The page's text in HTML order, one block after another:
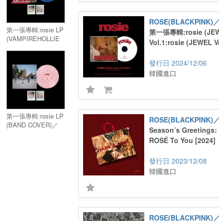
第一張專輯:rosie LP
(VAMPIREHOLLIE
(VAMPIREHOLLIE
EDITION BLUE)
第一張專輯:rosie LP
(BAND COVER)／
第一張專輯:rosie
Vol.1:rosie (JEWEL
2024/12/06
韓國進口
Season’s
ROSÉ To You [2024]
2023/12/08
韓國進口